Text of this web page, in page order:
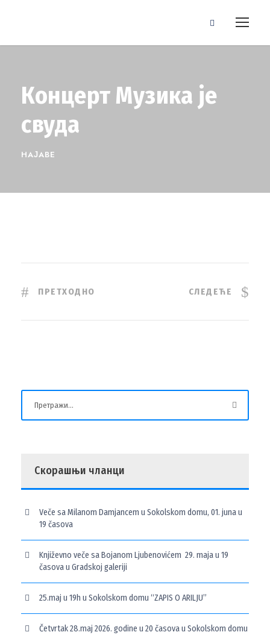
Концерт Музика је
свуда
НАЈАВЕ
ПРЕТХОДНО СЛЕДЕЋЕ
Скорашњи чланци
Veče sa Milanom Damjancem u Sokolskom domu, 01. juna u
19 časova
Književno veče sa Bojanom Ljubenovićem 29. maja u 19
časova u Gradskoj galeriji
25.maj u 19h u Sokolskom domu “ZAPIS O ARILJU”
Četvrtak 28.maj 2026. godine u 20 časova u Sokolskom domu